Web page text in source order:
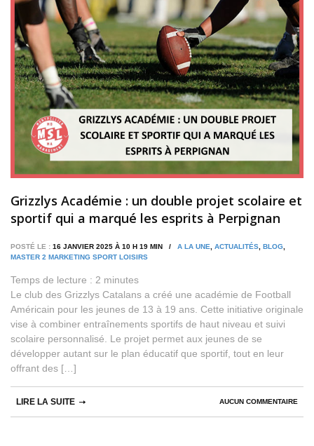
Grizzlys Académie : un double projet scolaire et
sportif qui a marqué les esprits à Perpignan
POSTÉ LE : 16 JANVIER 2025 À 10 H 19 MIN / A LA UNE ACTUALITÉS BLOG
MASTER 2 MARKETING SPORT LOISIRS
Temps de lecture : 2 minutes
Le club des Grizzlys Catalans a créé une académie de Football
Américain pour les jeunes de 13 à 19 ans. Cette initiative originale
vise à combiner entraînements sportifs de haut niveau et suivi
scolaire personnalisé. Le projet permet aux jeunes de se
développer autant sur le plan éducatif que sportif, tout en leur
offrant des […]
AUCUN COMMENTAIRE
LIRE LA SUITE